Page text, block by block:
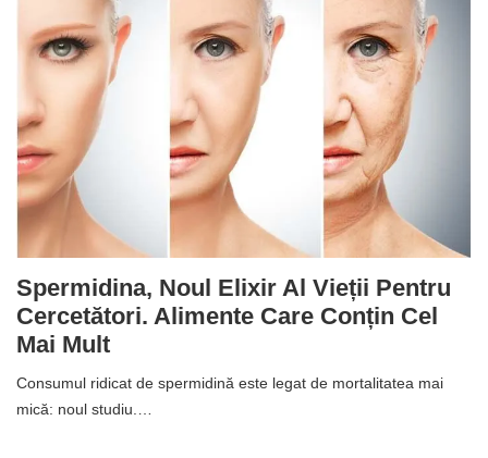
Spermidina, Noul Elixir Al Vieții Pentru
Cercetători. Alimente Care Conțin Cel
Mai Mult
Consumul ridicat de spermidină este legat de mortalitatea mai
mică: noul studiu.…